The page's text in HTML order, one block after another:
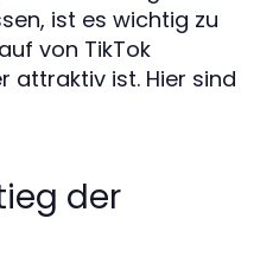
ist es wichtig zu
von TikTok
attraktiv ist. Hier sind
der